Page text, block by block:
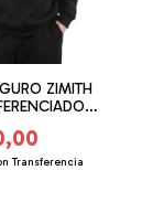
ZIMITH
Transferencia